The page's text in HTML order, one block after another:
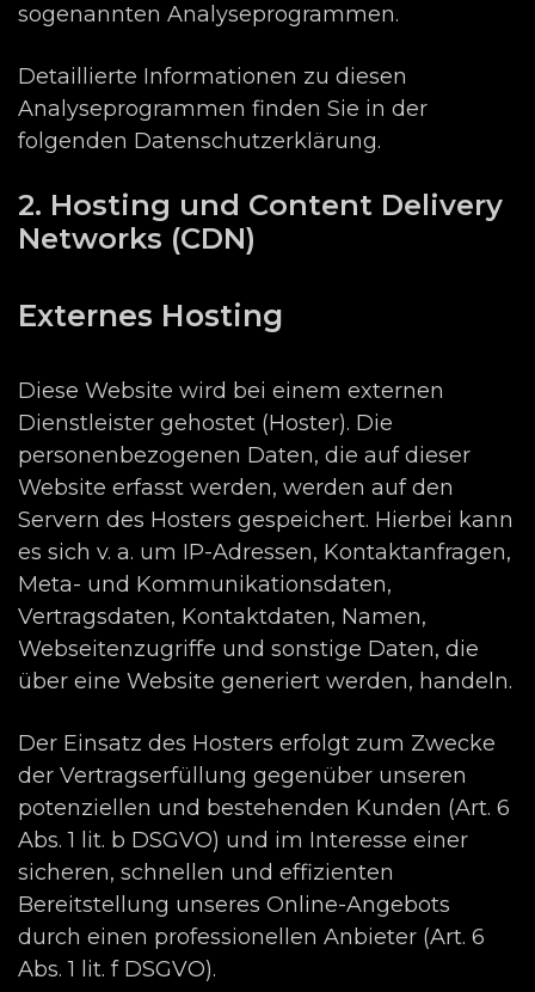
sogenannten Analyseprogrammen.
Detaillierte Informationen zu diesen
Analyseprogrammen finden Sie in der
folgenden Datenschutzerklärung.
2. Hosting und Content Delivery
Networks (CDN)
Externes Hosting
Diese Website wird bei einem externen
Dienstleister gehostet (Hoster). Die
personenbezogenen Daten, die auf dieser
Website erfasst werden, werden auf den
Servern des Hosters gespeichert. Hierbei kann
es sich v. a. um IP-Adressen, Kontaktanfragen,
Meta- und Kommunikationsdaten,
Vertragsdaten, Kontaktdaten, Namen,
Webseitenzugriffe und sonstige Daten, die
über eine Website generiert werden, handeln.
Der Einsatz des Hosters erfolgt zum Zwecke
der Vertragserfüllung gegenüber unseren
potenziellen und bestehenden Kunden (Art. 6
Abs. 1 lit. b DSGVO) und im Interesse einer
sicheren, schnellen und effizienten
Bereitstellung unseres Online-Angebots
durch einen professionellen Anbieter (Art. 6
Abs. 1 lit. f DSGVO).